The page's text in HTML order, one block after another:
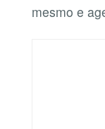
mesmo e